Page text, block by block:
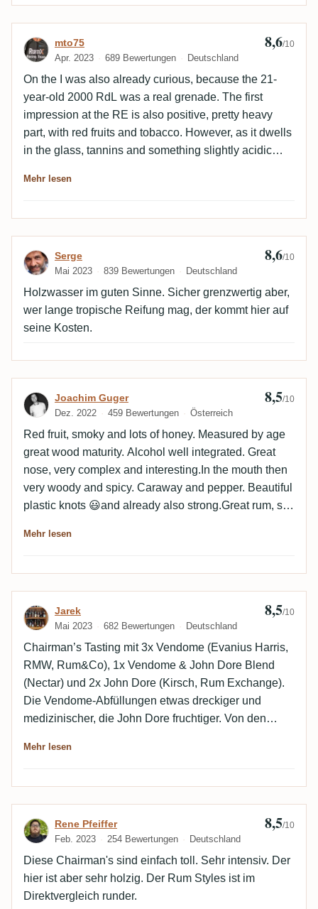
Bewertung von mto75
mto75
Apr. 2023 689 Bewertungen Deutschland
8,6/10
On the I was also already curious, because the 21-
year-old 2000 RdL was a real grenade. The first
impression at the RE is also positive, pretty heavy
part, with red fruits and tobacco. However, as it dwells
in the glass, tannins and something slightly acidic
the palate, tannins and black tea on the finish. Already
21-year-old - I found a little more balanced.
Mehr lesen
Bewertung von Serge
Serge
Mai 2023 839 Bewertungen Deutschland
8,6/10
Holzwasser im guten Sinne. Sicher grenzwertig aber,
wer lange tropische Reifung mag, der kommt hier auf
seine Kosten.
Bewertung von Joachim Guger
Joachim Guger
Dez. 2022 459 Bewertungen Österreich
8,5/10
Red fruit, smoky and lots of honey. Measured by age
great wood maturity. Alcohol well integrated. Great
nose, very complex and interesting.In the mouth then
very woody and spicy. Caraway and pepper. Beautiful
plastic knots 😃and already also strong.Great rum, so
Mehr lesen
Bewertung von Jarek
Jarek
Mai 2023 682 Bewertungen Deutschland
8,5/10
Chairman’s Tasting mit 3x Vendome (Evanius Harris,
RMW, Rum&Co), 1x Vendome & John Dore Blend
(Nectar) und 2x John Dore (Kirsch, Rum Exchange).
Die Vendome-Abfüllungen etwas dreckiger und
medizinischer, die John Dore fruchtiger. Von den
stimmigsten. Bei den John Dore hätte der Rum
(bester in der Nase), so schmeckte mir der Kirsch
besser. Insgesamt die Nr. 1 war aber der Necktar, der
von beiden Stils das Beste vereinte, mild, lecker und
auf den Punkt gereift war. Tolle Nase, aber am
Gaumen und im Abgang für meinen Geschmack
etwas zu holzig.
Mehr lesen
Bewertung von Rene Pfeiffer
Rene Pfeiffer
Feb. 2023 254 Bewertungen Deutschland
8,5/10
Diese Chairman's sind einfach toll. Sehr intensiv. Der
hier ist aber sehr holzig. Der Rum Styles ist im
Direktvergleich runder.